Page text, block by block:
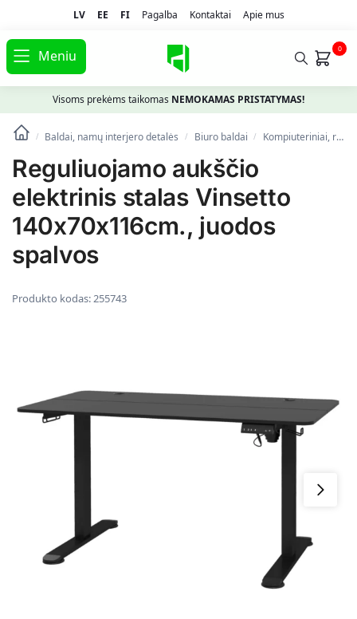
LV EE FI Pagalba Kontaktai Apie mus
Meniu 0
Visoms prekėms taikomas NEMOKAMAS PRISTATYMAS!
/ Baldai, namų interjero detalės / Biuro baldai / Kompiuteriniai, rašomieji stalai
Reguliuojamo aukščio
elektrinis stalas Vinsetto
140x70x116cm., juodos
spalvos
Produkto kodas:255743